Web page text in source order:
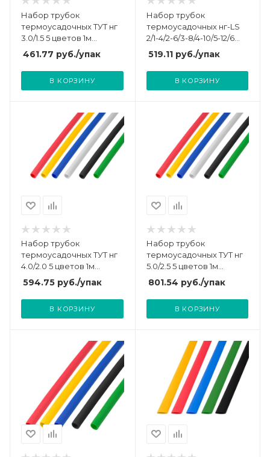
Набор трубок
термоусадочных ТУТ нг
3.0/1.5 5 цветов 1м
(уп.50шт) Rexant 29-0152
461.77 руб./упак
В КОРЗИНУ
Набор трубок
термоусадочных нг-LS
2/1-4/2-6/3-8/4-10/5-12/6
100мм 6 цветов бокс IEK
UDR10-002-012-105-B
519.11руб./упак
В КОРЗИНУ
Набор трубок
термоусадочных ТУТ нг
4.0/2.0 5 цветов 1м
(уп.50шт) Rexant 29-0154
594.75 руб./упак
В КОРЗИНУ
Набор трубок
термоусадочных ТУТ нг
5.0/2.5 5 цветов 1м
(уп.50шт) Rexant 29-0155
801.54 руб./упак
В КОРЗИНУ